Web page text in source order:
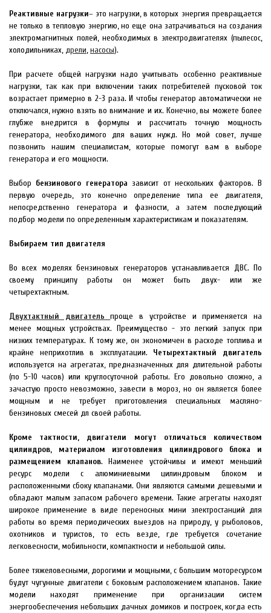
Реактивные нагрузки– это нагрузки, в которых энергия превращается
не только в тепловую энергию, но еще она затрачиваться на создания
электромагнитных полей, необходимых в электродвигателях (пылесос,
холодильниках, дрели,насосы).
При расчете общей нагрузки надо учитывать особенно реактивные
нагрузки, так как при включении таких потребителей пусковой ток
возрастает примерно в 2-3 раза. И чтобы генератор автоматически не
отключался, нужно взять во внимание и их. Конечно, вы можете более
глубже внедрится в формулы и рассчитать точную мощность
генератора, необходимого для ваших нужд. Но мой совет, лучше
позвонить нашим специалистам, которые помогут вам в выборе
генератора и его мощности.
Выбор бензинового генератора зависит от нескольких факторов. В
первую очередь, это конечно определение типа ее двигателя,
непосредственно генератора и фазности, а затем последующий
подбор модели по определенным характеристикам и показателям.
Выбираем тип двигателя
Во всех моделях бензиновых генераторов устанавливается ДВС. По
своему принципу работы он может быть двух- или же
четырехтактным.
Двухтактный двигательпроще в устройстве и применяется на
менее мощных устройствах. Преимущество - это легкий запуск при
низких температурах. К тому же, он экономичен в расходе топлива и
крайне неприхотлив в эксплуатации. Четырехтактный двигатель
используется на агрегатах, предназначенных для длительной работы
(по 5-10 часов) или круглосуточной работы. Его довольно сложно, а
зачастую просто невозможно, завести в мороз, но он является более
мощным и не требует приготовления специальных масляно-
бензиновых смесей дл своей работы.
Кроме тактности, двигатели могут отличаться количеством
цилиндров, материалом изготовления цилиндрового блока и
размещением клапанов. Наименее устойчивы и имеют меньший
ресурс модели с алюминиевыми цилиндровым блоком и
расположенными сбоку клапанами. Они являются самыми дешевыми и
обладают малым запасом рабочего времени. Такие агрегаты находят
широкое применение в виде переносных мини электростанций для
работы во время периодических выездов на природу, у рыболовов,
охотников и туристов, то есть везде, где требуется сочетание
легковесности, мобильности, компактности и небольшой силы.
Более тяжеловесными, дорогими и мощными, с большим моторесурсом
будут чугунные двигатели с боковым расположением клапанов. Такие
модели находят применение при организации систем
энергообеспечения небольших дачных домиков и построек, когда есть